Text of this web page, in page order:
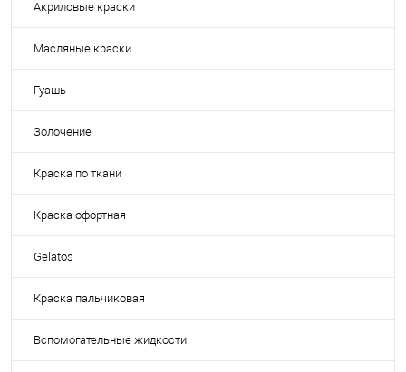
Акриловые краски
Масляные краски
Гуашь
Золочение
Краска по ткани
Краска офортная
Gelatos
Краска пальчиковая
Вспомогательные жидкости